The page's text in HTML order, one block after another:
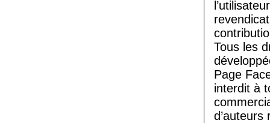
Tous les
Page
interdit à
d’auteurs